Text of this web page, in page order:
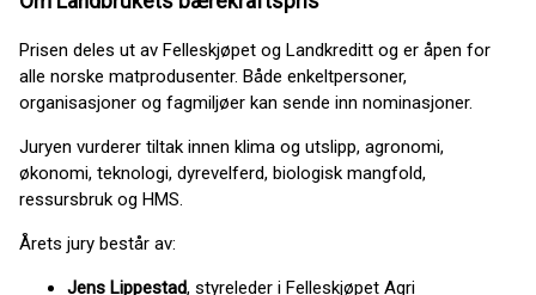
Prisen deles ut av Felleskjøpet og Landkreditt og er åpen for
alle norske matprodusenter. Både enkeltpersoner,
organisasjoner og fagmiljøer kan sende inn nominasjoner.
Juryen vurderer tiltak innen klima og utslipp, agronomi,
økonomi, teknologi, dyrevelferd, biologisk mangfold,
ressursbruk og HMS.
Årets jury består av:
Jens Lippestad, styreleder i Felleskjøpet Agri